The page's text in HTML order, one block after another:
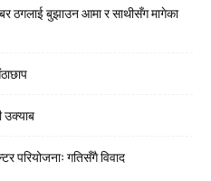
ठगलाई बुझाउन आमा र साथीसँग मागेका
उक्याब
परियोजनाः गतिसँगै विवाद